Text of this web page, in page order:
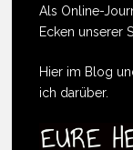
Als Online-
Ecken unserer
Hier im Blog
ich darüber.